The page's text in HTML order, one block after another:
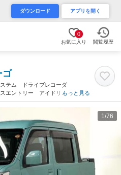
ダウンロード アプリを開く
0
お気に入り 閲覧履歴
ゴ
テム ドライブレコーダ
エントリー アイドリン
ックハイビーム アルミ
もっと見る
1 /76